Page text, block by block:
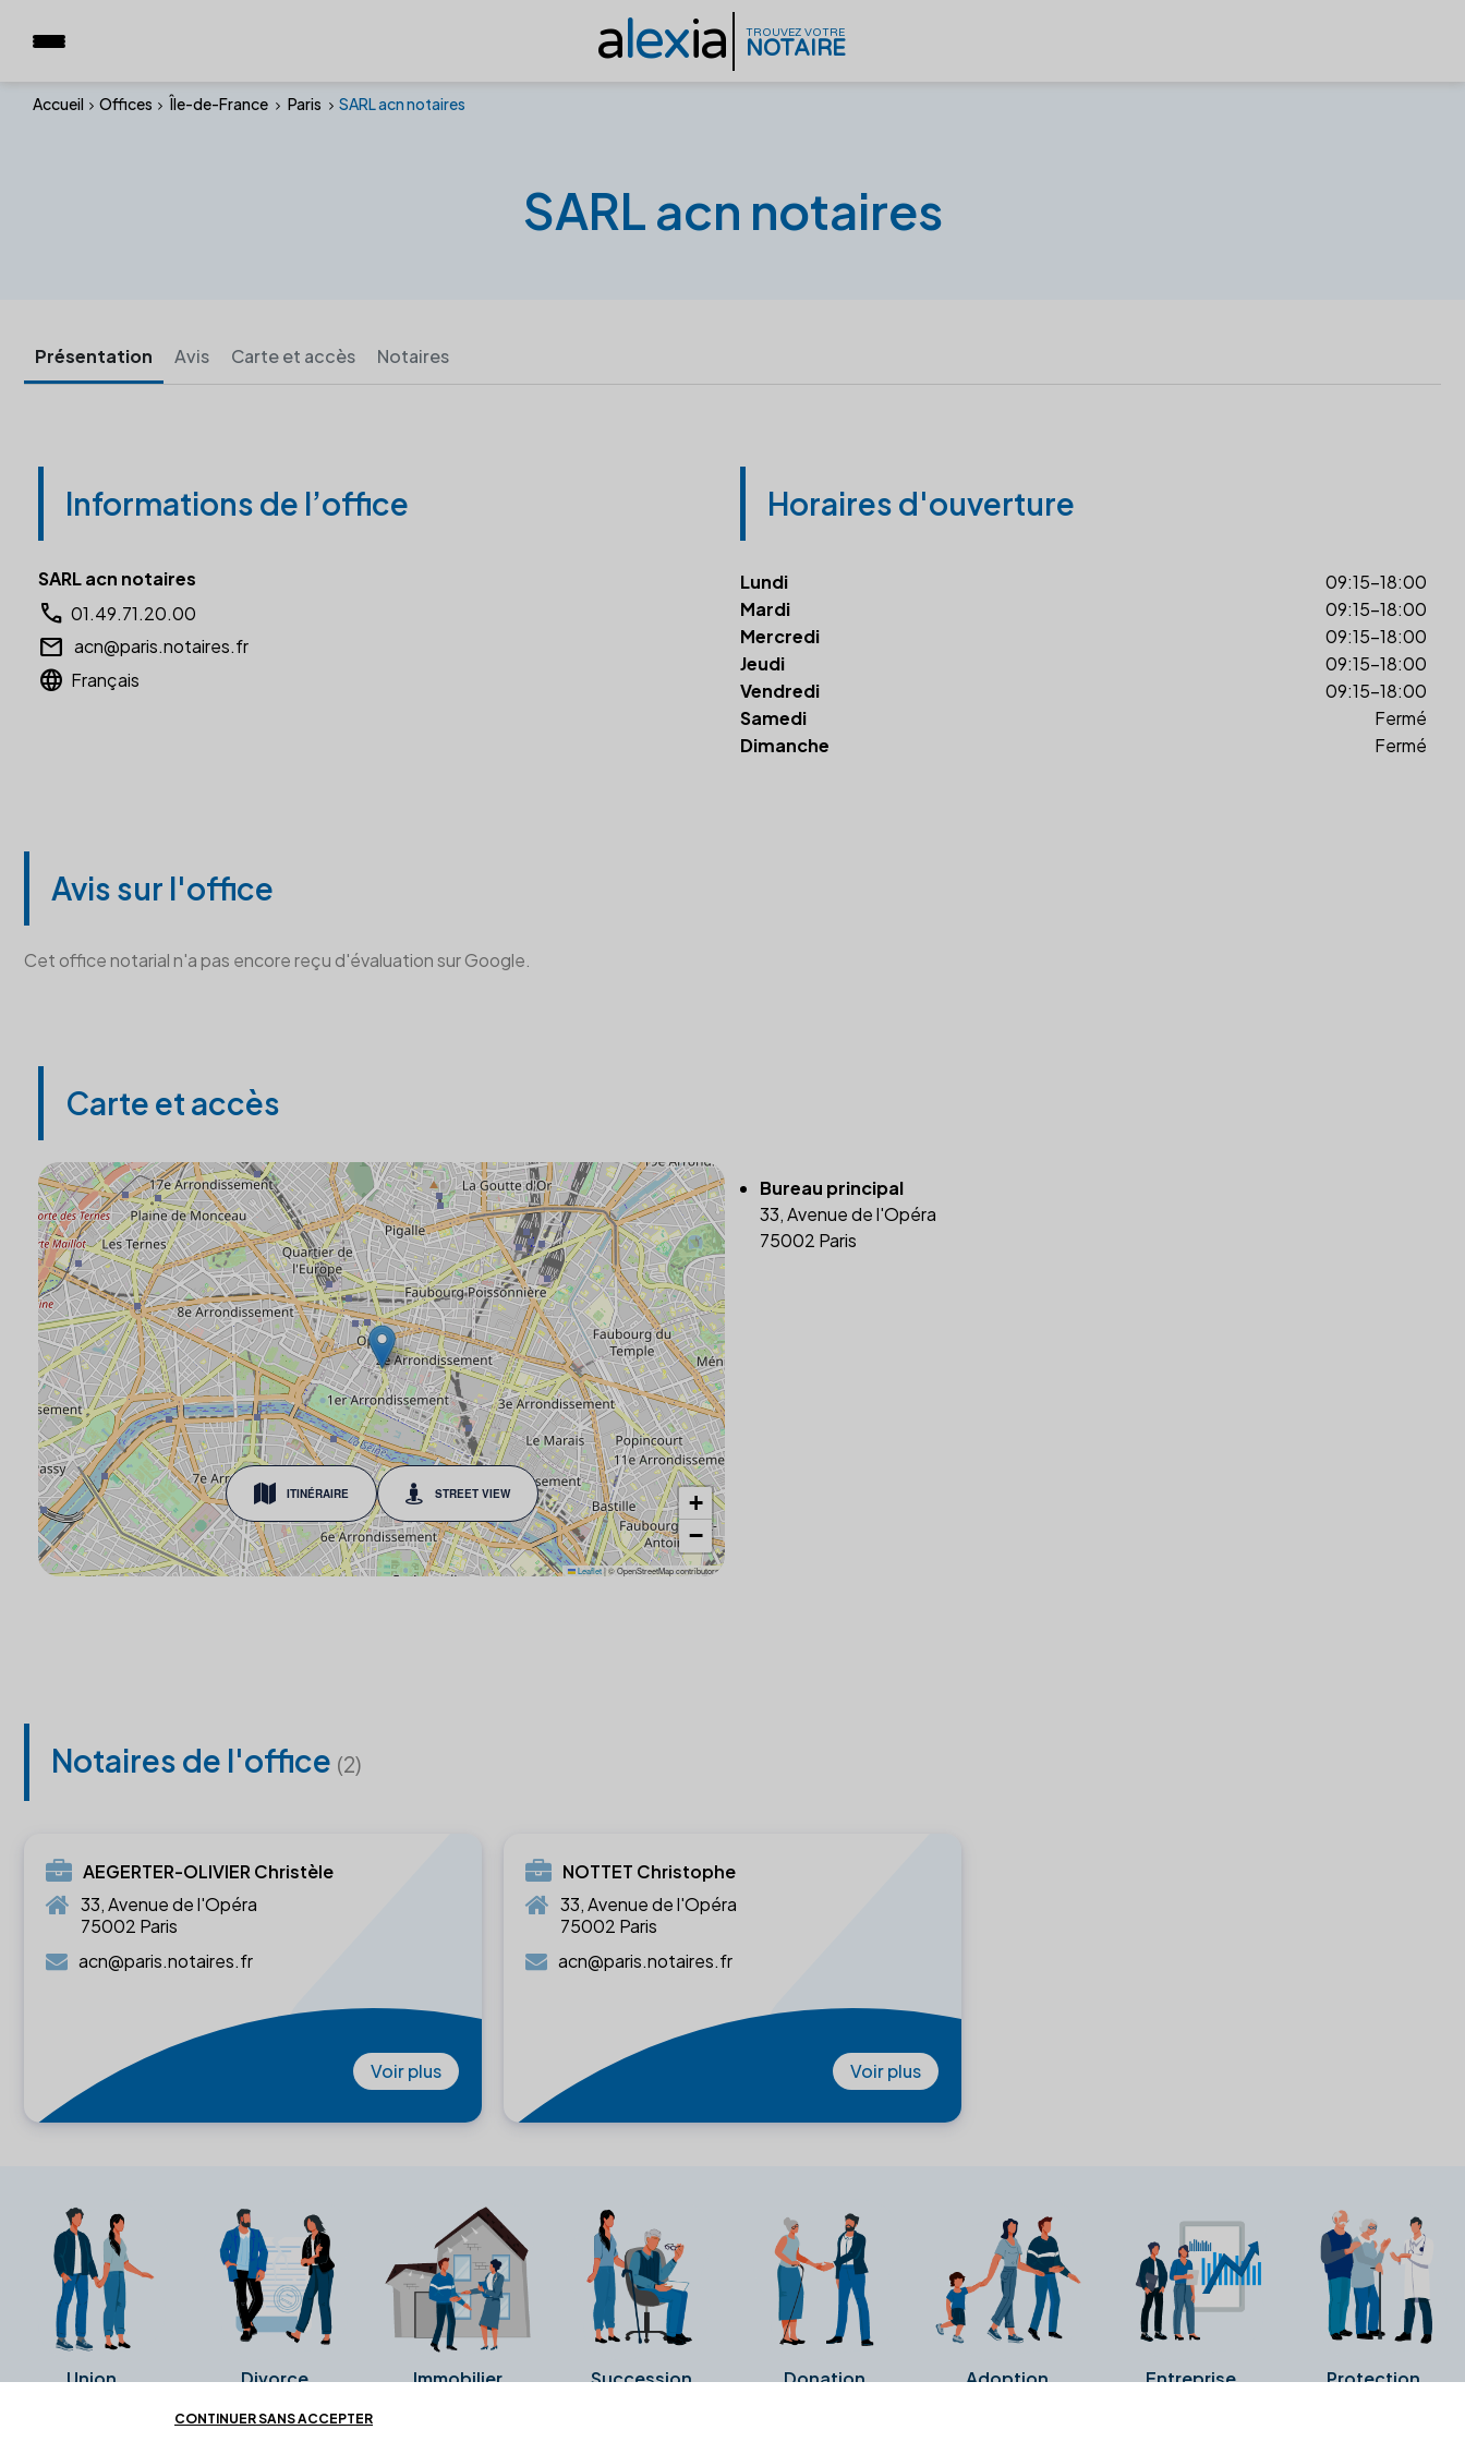
alexia TROUVEZ VOTRE
NOTAIRE
Accueil Offices Île-de-France Paris SARL acn notaires
SARL acn notaires
Présentation Avis Carte et accès Notaires
Informations de l’office
SARL acn notaires
call 01.49.71.20.00
email acn@paris.notaires.fr
language Français
Horaires d'ouverture
Lundi
09:15-18:00
Mardi
09:15-18:00
Mercredi
09:15-18:00
Jeudi
09:15-18:00
Vendredi
09:15-18:00
Samedi
Fermé
Dimanche
Fermé
Avis sur l'office
Cet office notarial n'a pas encore reçu d'évaluation sur Google.
Carte et accès
ITINÉRAIRE STREET VIEW
+
−
Leaflet |© OpenStreetMap contributors
Bureau principal
33, Avenue de l'Opéra
75002 Paris
Notaires de l'office (2)
AEGERTER-OLIVIER Christèle
33, Avenue de l'Opéra
75002 Paris
acn@paris.notaires.fr
Voir plus
NOTTET Christophe
33, Avenue de l'Opéra
75002 Paris
acn@paris.notaires.fr
Voir plus
Union Divorce Immobilier Succession Donation Adoption Entreprise Protection
CONTINUER SANS ACCEPTER